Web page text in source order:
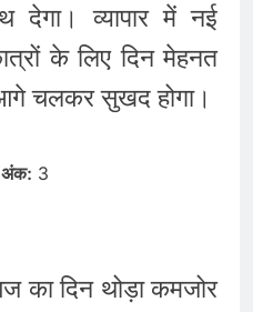
व्यापार में नई
के लिए दिन मेहनत
चलकर सुखद होगा।
3
का दिन थोड़ा कमजोर